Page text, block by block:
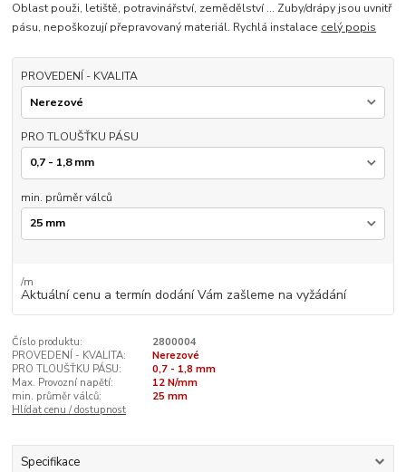
Oblast použi, letiště, potravinářství, zemědělství ... Zuby/drápy jsou uvnitř
pásu, nepoškozují přepravovaný materiál. Rychlá instalace celý popis
PROVEDENÍ - KVALITA
PRO TLOUŠŤKU PÁSU
min. průměr válců
/m
Aktuální cenu a termín dodání Vám zašleme na vyžádání
Číslo produktu:
2800004
PROVEDENÍ - KVALITA:
Nerezové
PRO TLOUŠŤKU PÁSU:
0,7 - 1,8 mm
Max. Provozní napětí:
12 N/mm
min. průměr válců:
25 mm
Hlídat cenu / dostupnost
Specifikace